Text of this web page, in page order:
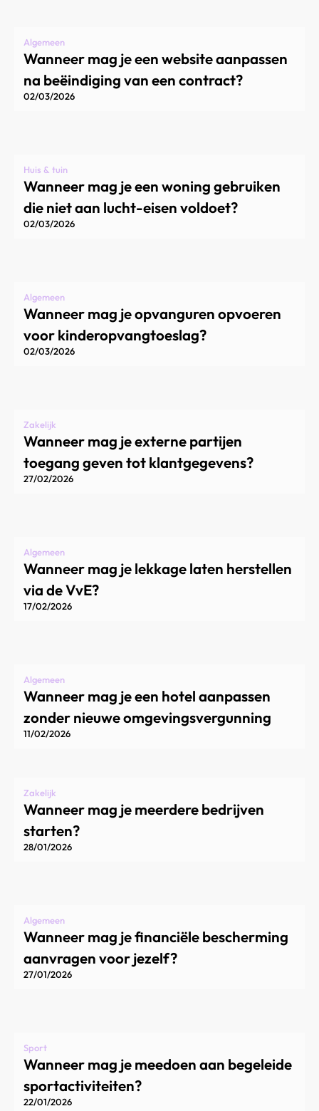
Algemeen
Wanneer mag je een website aanpassen
na beëindiging van een contract?
02/03/2026
Huis & tuin
Wanneer mag je een woning gebruiken
die niet aan lucht-eisen voldoet?
02/03/2026
Algemeen
Wanneer mag je opvanguren opvoeren
voor kinderopvangtoeslag?
02/03/2026
Zakelijk
Wanneer mag je externe partijen
toegang geven tot klantgegevens?
27/02/2026
Algemeen
Wanneer mag je lekkage laten herstellen
via de VvE?
17/02/2026
Algemeen
Wanneer mag je een hotel aanpassen
zonder nieuwe omgevingsvergunning
11/02/2026
Zakelijk
Wanneer mag je meerdere bedrijven
starten?
28/01/2026
Algemeen
Wanneer mag je financiële bescherming
aanvragen voor jezelf?
27/01/2026
Sport
Wanneer mag je meedoen aan begeleide
sportactiviteiten?
22/01/2026